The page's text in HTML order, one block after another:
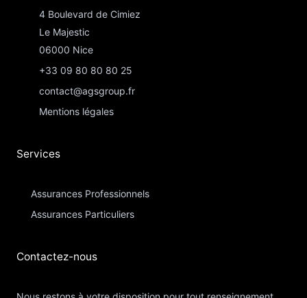
4 Boulevard de Cimiez
Le Majestic
06000 Nice
+33 09 80 80 80 25
contact@agsgroup.fr
Mentions légales
Services
Assurances Professionnels
Assurances Particuliers​
Contactez-nous​